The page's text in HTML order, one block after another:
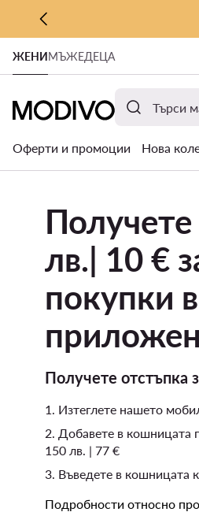
КЪМ ОСНОВНОТО
КЪМ ТЪРСЕНЕ
ЖЕНИМЪЖЕДЕЦА
Оферти и промоции Нова
лв.| 10 €
покупки в
Получете отстъпка
1. Изтеглете нашето
2. Добавете в кошницата
150 лв. | 77 €
3. Въведете в кошницата
Подробности относно